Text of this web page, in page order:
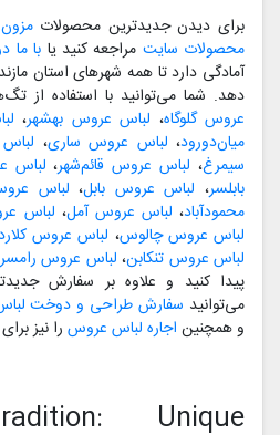
برای دیدن جدیدترین محصولات
محصولات سایت مراجعه کنید یا با ما
آمادگی دارد تا همه شهرهای استان
دهد. شما می‌توانید با استفاده از
عروس گلوگاه، لباس عروس بهشهر،
میان‌دورود، لباس عروس ساری،
سیمرغ، لباس عروس قائم‌شهر، لباس
بابلسر، لباس عروس بابل، لباس
محمودآباد، لباس عروس آمل، لباس
لباس عروس چالوس، لباس عروس
لباس عروس تنکابن، لباس عروس رامسر
پیدا کنید و علاوه بر سفارش
می‌توانید سفارش طراحی و دوخت
و همچنین اجاره لباس عروس را نیز
Unique